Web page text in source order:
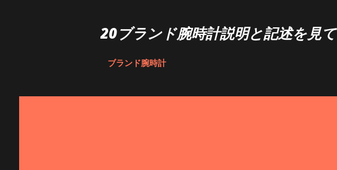
20ブランド腕時計説明と記述を見て
ブランド腕時計